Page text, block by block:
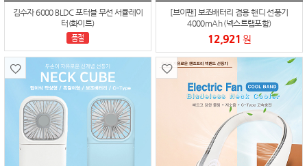
김수자 6000 BLDC 포터블 무선 서큘레이
터(화이트)
품절
[브이팬] 보조배터리 겸용 핸디 선풍기
4000mAh (넥스트랩포함)
12,921 원